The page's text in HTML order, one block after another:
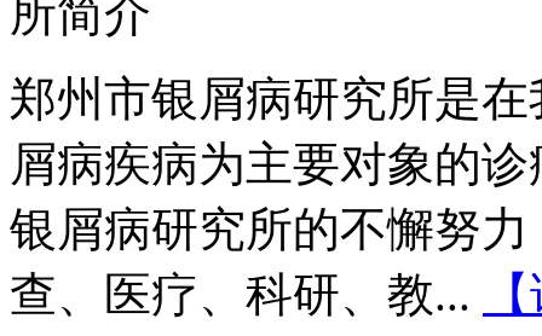
郑州市银屑病研究所是
屑病疾病为主要对象的
银屑病研究所的不懈努
查、医疗、科研、教...